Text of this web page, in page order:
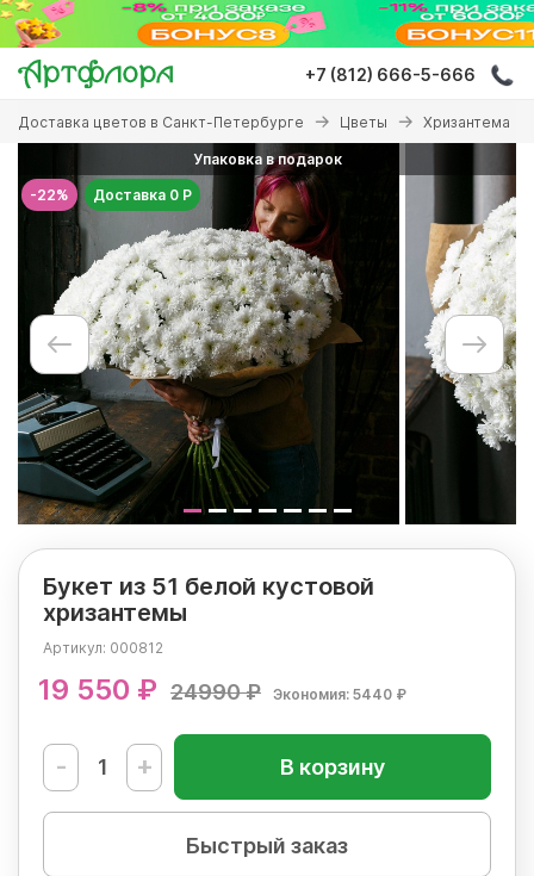
Перейти
основному
содержанию
+7 (812) 666-5-666
Вы
здесь
Доставка цветов в Санкт-Петербурге Цветы Хризантема
-22%
Упаковка в подарок
Доставка 0 Р
Букет из 51 белой кустовой
хризантемы
Артикул: 000812
19 550 ₽ 24990 ₽ Экономия: 5440 ₽
- + В корзину
Быстрый заказ